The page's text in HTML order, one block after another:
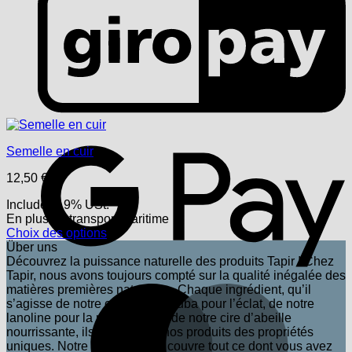
Semelle en cuir
12,50 €
Includes 19% USt.
En plus
du transport
maritime
Choix des options
Ce
produit
a
plusieurs
variations.
Les
options
peuvent
Über uns
Découvrez la puissance naturelle des produits Tapir ! Chez
Tapir, nous avons toujours compté sur la qualité inégalée des
matières premières naturelles. Chaque ingrédient, qu’il
s’agisse de notre cire de carnauba pour l’éclat, de notre
lanoline pour la protection ou de notre cire d’abeille
nourrissante, ils confèrent à nos produits des propriétés
uniques. Notre large gamme couvre tout ce dont vous avez